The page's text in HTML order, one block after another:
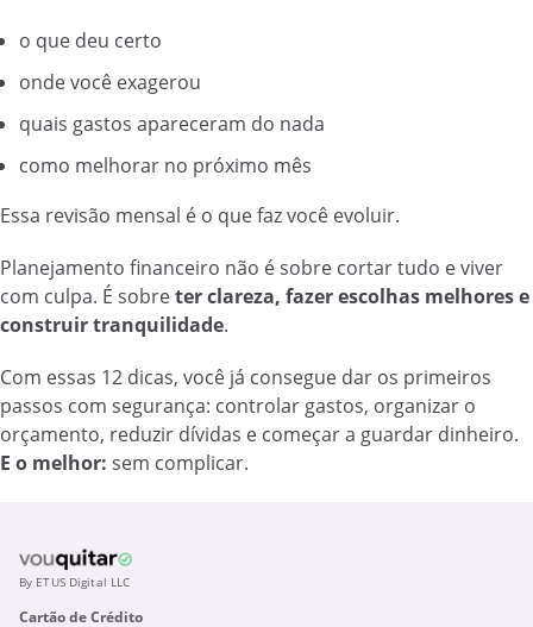
o que deu certo
onde você exagerou
quais gastos apareceram do nada
como melhorar no próximo mês
Essa revisão mensal é o que faz você evoluir.
Planejamento financeiro não é sobre cortar tudo e viver
com culpa. É sobreter clareza, fazer escolhas melhores e
construir tranquilidade.
Com essas 12 dicas, você já consegue dar os primeiros
passos com segurança: controlar gastos, organizar o
orçamento, reduzir dívidas e começar a guardar dinheiro.
E o melhor: sem complicar.
By ETUS Digital LLC
Cartão de Crédito